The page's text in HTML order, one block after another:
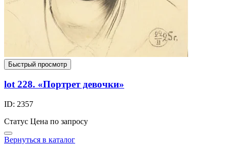
Быстрый просмотр
lot 228. «Портрет девочки»
ID: 2357
Статус Цена по запросу
Вернуться в каталог